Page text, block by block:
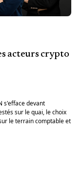
acteurs crypto
s'efface devant
sur le quai, le choix
le terrain comptable et